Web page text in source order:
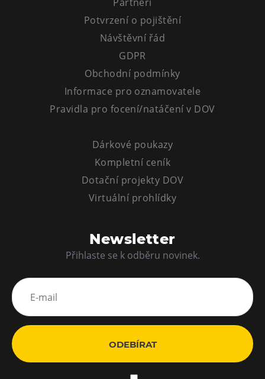
Potvrzení o pojištění
Návštěvní řád
GDPR
Obchodní podmínky
Informace pro oznamovatele
Pravidla pro focení/natáčení v DOV
Dárkové poukazy
Kompletní ceník
Dotační projekty DOV
Virtuální prohlídky
Newsletter
Přihlaste se k odběru novinek.
ODEBÍRAT